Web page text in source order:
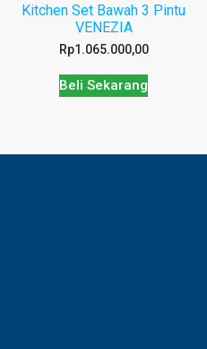
Kitchen Set Bawah 3 Pintu
VENEZIA
Rp1.065.000,00
Beli Sekarang